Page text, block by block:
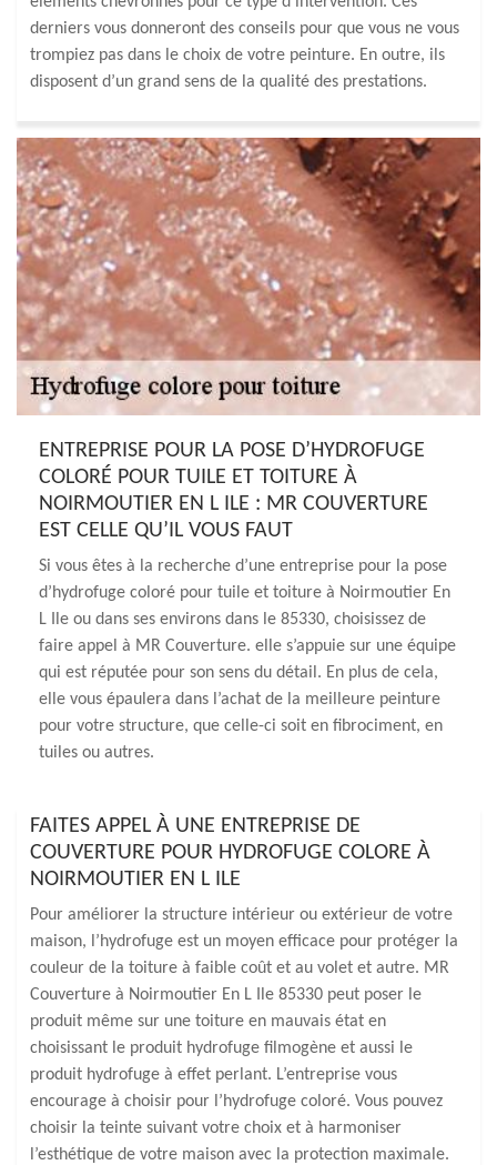
derniers vous donneront des conseils pour que vous ne vous
trompiez pas dans le choix de votre peinture. En outre, ils
disposent d’un grand sens de la qualité des prestations.
ENTREPRISE POUR LA POSE D’HYDROFUGE
COLORÉ POUR TUILE ET TOITURE À
NOIRMOUTIER EN L ILE : MR COUVERTURE
EST CELLE QU’IL VOUS FAUT
Si vous êtes à la recherche d’une entreprise pour la pose
d’hydrofuge coloré pour tuile et toiture à Noirmoutier En
L Ile ou dans ses environs dans le 85330, choisissez de
faire appel à MR Couverture. elle s’appuie sur une équipe
qui est réputée pour son sens du détail. En plus de cela,
elle vous épaulera dans l’achat de la meilleure peinture
pour votre structure, que celle-ci soit en fibrociment, en
tuiles ou autres.
FAITES APPEL À UNE ENTREPRISE DE
COUVERTURE POUR HYDROFUGE COLORE À
NOIRMOUTIER EN L ILE
Pour améliorer la structure intérieur ou extérieur de votre
maison, l’hydrofuge est un moyen efficace pour protéger la
couleur de la toiture à faible coût et au volet et autre. MR
Couverture à Noirmoutier En L Ile 85330 peut poser le
produit même sur une toiture en mauvais état en
choisissant le produit hydrofuge filmogène et aussi le
produit hydrofuge à effet perlant. L’entreprise vous
encourage à choisir pour l’hydrofuge coloré. Vous pouvez
choisir la teinte suivant votre choix et à harmoniser
l’esthétique de votre maison avec la protection maximale.